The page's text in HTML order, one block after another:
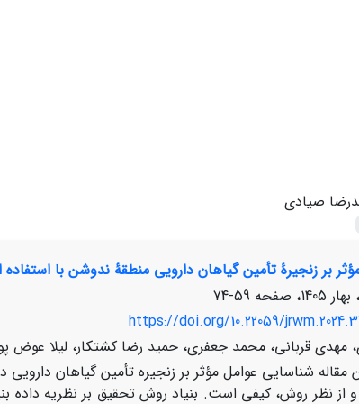
صیادی
بر زنجیرۀ تأمین گیاهان دارویی منطقۀ ندوشن با استفاده
59-74
https://doi.org/10.22059/
قربانی، محمد جعفری، حمید رضا کشتکار، لیلا عوض
شناسایی عوامل مؤثر بر زنجیره تأمین گیاهان
از نظر روش، کیفی است. بنیاد روش تحقیق بر نظریه داده